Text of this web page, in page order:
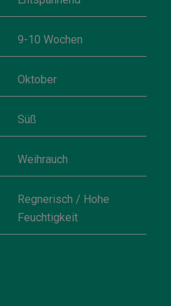
9-10 Wochen
Oktober
Süß
Weihrauch
Regnerisch / Hohe
Feuchtigkeit